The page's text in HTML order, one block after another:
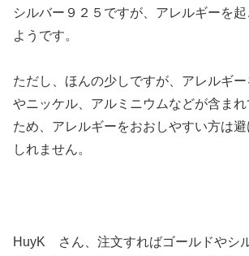
シルバー９２５ですが、アレルギーを
ようです。
ただし、ほんの少しですが、アレルギ
やニッケル、アルミニウムなどが含ま
ため、アレルギーをおおしやすい方は
しれません。
HuyK さん、注文すればゴールドやシ